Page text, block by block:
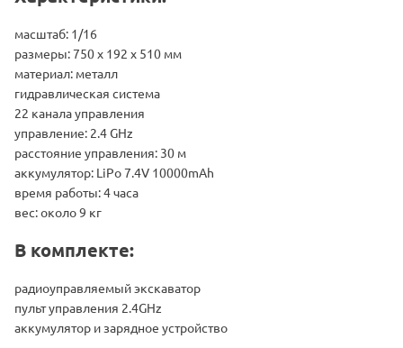
масштаб: 1/16
размеры: 750 х 192 х 510 мм
материал: металл
гидравлическая система
22 канала управления
управление: 2.4 GHz
расстояние управления: 30 м
аккумулятор: LiPo 7.4V 10000mAh
время работы: 4 часа
вес: около 9 кг
В комплекте:
радиоуправляемый экскаватор
пульт управления 2.4GHz
аккумулятор и зарядное устройство